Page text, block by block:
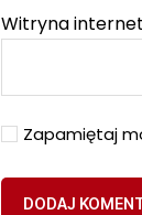
Witryna
Zapamiętaj